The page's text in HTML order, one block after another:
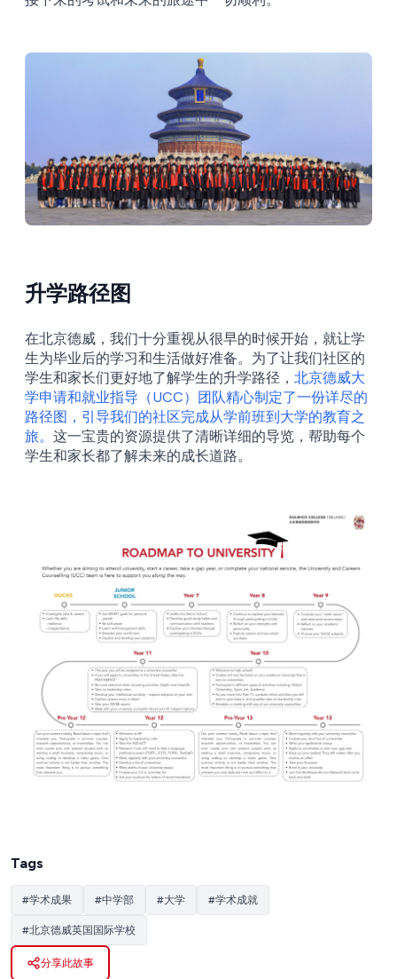
升学路径图
在北京德威，我们十分重视从很早的时候开始，就让学
生为毕业后的学习和生活做好准备。为了让我们社区的
学生和家长们更好地了解学生的升学路径， 北京德威大
学申请和就业指导（UCC）团队精心制定了一份详尽的
路径图，引导我们的社区完成从学前班到大学的教育之
旅。 这一宝贵的资源提供了清晰详细的导览，帮助每个
学生和家长都了解未来的成长道路。
Tags
#学术成果 #中学部 #大学 #学术成就
#北京德威英国国际学校
分享此故事